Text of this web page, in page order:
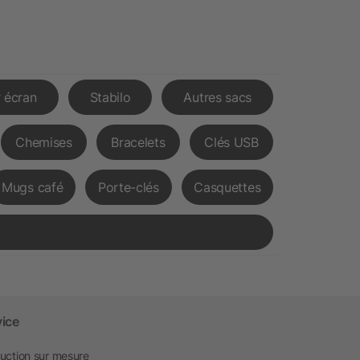
Stabilo Autres sacs
Chemises Bracelets Clés USB
Mugs café Porte-clés Casquettes
sur mesure